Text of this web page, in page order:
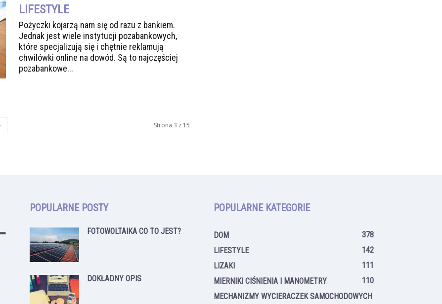
LIFESTYLE
Pożyczki kojarzą nam się od razu z bankiem.
Jednak jest wiele instytucji pozabankowych,
które specjalizują się i chętnie reklamują
chwilówki online na dowód. Są to najczęściej
pozabankowe...
Strona 3 z 15
POPULARNE POSTY
FOTOWOLTAIKA CO TO JEST?
DOKŁADNY OPIS
POPULARNE KATEGORIE
DOM
378
LIFESTYLE
142
LIZAKI
111
MIERNIKI CIŚNIENIA I MANOMETRY
110
MECHANIZMY WYCIERACZEK SAMOCHODOWYCH